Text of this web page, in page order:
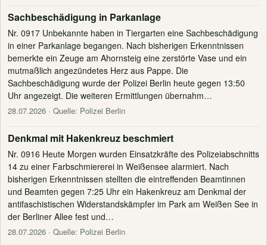
Sachbeschädigung in Parkanlage
Nr. 0917 Unbekannte haben in Tiergarten eine Sachbeschädigung
in einer Parkanlage begangen. Nach bisherigen Erkenntnissen
bemerkte ein Zeuge am Ahornsteig eine zerstörte Vase und ein
mutmaßlich angezündetes Herz aus Pappe. Die
Sachbeschädigung wurde der Polizei Berlin heute gegen 13:50
Uhr angezeigt. Die weiteren Ermittlungen übernahm…
28.07.2026 · Quelle: Polizei Berlin
Denkmal mit Hakenkreuz beschmiert
Nr. 0916 Heute Morgen wurden Einsatzkräfte des Polizeiabschnitts
14 zu einer Farbschmiererei in Weißensee alarmiert. Nach
bisherigen Erkenntnissen stellten die eintreffenden Beamtinnen
und Beamten gegen 7:25 Uhr ein Hakenkreuz am Denkmal der
antifaschistischen Widerstandskämpfer im Park am Weißen See in
der Berliner Allee fest und…
28.07.2026 · Quelle: Polizei Berlin